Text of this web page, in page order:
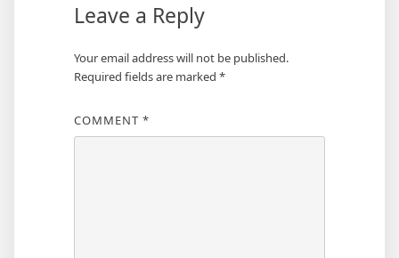
Leave a Reply
Your email address will not be published.
Required fields are marked *
COMMENT *